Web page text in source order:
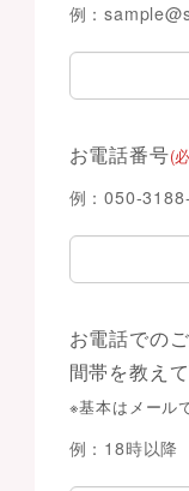
例：
お電話番号(
例：050-
お電話での
間帯を教えて
※基本はメール
例：18時以降